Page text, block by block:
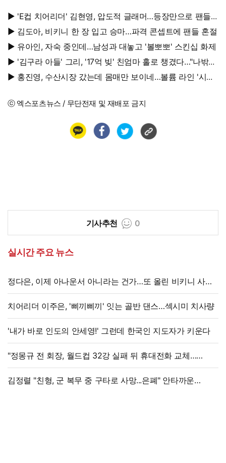
▶ 'E컵 치어리더' 김현영, 압도적 글래머…등장만으로 팬들
초토화
▶ 김도아, 비키니 한 장 입고 승마…파격 콘셉트에 팬들 혼절
▶ 유아인, 자숙 중인데…남성과 대놓고 '볼뽀뽀' 스킨십 화제
▶ '김구라 아들' 그리, '17억 빚' 친엄마 홀로 챙겼다…"나밖에
없어, 연락 꾸준히 하는 중"
▶ 홍진영, 수산시장 갔는데 몸매만 보이네…볼륨 라인 '시선
ⓒ 엑스포츠뉴스 / 무단전재 및 재배포 금지
기사추천 0
실시간 주요 뉴스
정다은, 이제 아나운서 아니라는 건가…또 올린 비키니 사진,
과감 반전 매력
치어리더 이주은, '삐끼삐끼' 잇는 골반 댄스…섹시미 치사량
'내가 바로 인도의 안세영!' 그런데 한국인 지도자가 키운다
"정몽규 전 회장, 월드컵 32강 실패 뒤 휴대전화 교체…
출국금지 조치도"
김정렬 "친형, 군 복무 중 구타로 사망...은폐" 안타까운